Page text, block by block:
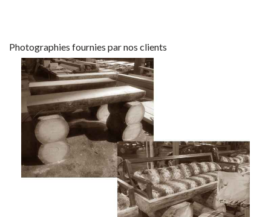
Photographies fournies par nos clients